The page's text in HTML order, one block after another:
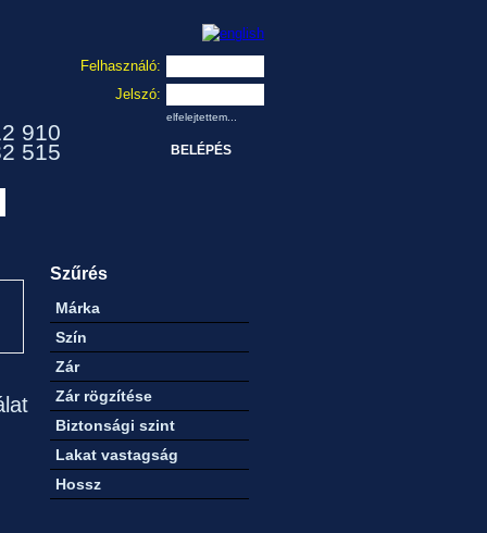
910
515
Felhasználó:
Jelszó:
elfelejtettem...
Szűrés
Márka
Szín
Zár
Zár rögzítése
Biztonsági szint
Lakat vastagság
Hossz